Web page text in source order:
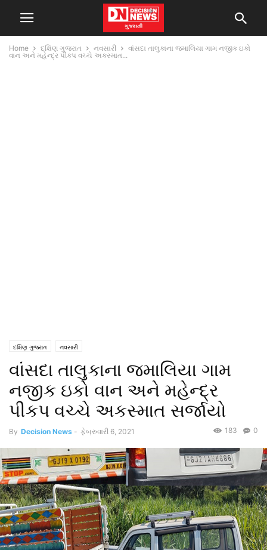
Home દક્ષિણ ગુજરાત નવસારી
વાંસદા તાલુકાના જમાલિયા ગામ નજીક ઇકો
વાન અને મહેન્દ્ર પીકપ વચ્ચે અકસ્માત...
દક્ષિણ ગુજરાત નવસારી
વાંસદા તાલુકાના જમાલિયા ગામ
નજીક ઇકો વાન અને મહેન્દ્ર
પીકપ વચ્ચે અકસ્માત સર્જાયો
By Decision News - ફેબ્રુવારી 6, 2021 0
183